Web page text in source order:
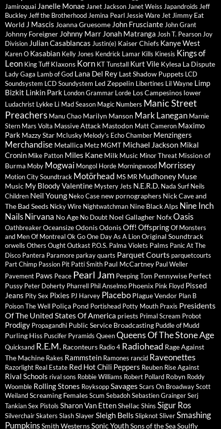
Jamiroquai Janelle Monae Janet Jackson Janet Weiss Japandroids Jeff
Buckley Jeff the Brotherhood Jemina Pearl Jessie Ware Jet Jimmy Eat
World J Mascis Joanna Gruesome John Frusciante John Grant
Johnny Foreigner Johnny Marr Jonah Matranga Josh T. Pearson Joy
Division Julian Casablancas Justin(e) Kaiser Chiefs Kanye West
Karen O Kasabian Kelly Jones Kendrick Lamar Kills Kinesis Kings of
Leon King Tuff Klaxons Korn KT Tunstall Kurt Vile Kylesa La Dispute
Lady Gaga Lamb of God Lana Del Rey Last Shadow Puppets LCD
Soundsystem LCD Soundystem Led Zeppelin Libertines Lil Wayne Limp
Bizkit Linkin Park London Grammar Lorde Los Campesinos lower
Ludachrist Lykke Li Mad Season Magic Numbers Manic Street
Preachers Manu Chao Marilyn Manson Mark Lanegan Marnie
Stern Mars Volta Massive Attack Mastodon Matt Cameron Maximo
Park Mazzy Star Mclusky Melody's Echo Chamber Menzingers
Merchandise Metallica Metz MGMT Michael Jackson Mikal
Cronin Mike Patton Miles Kane Milk Music Minor Threat Mission of
Burma Moby Mogwai Mongol Horde Morningwood Morrissey
Motion City Soundtrack Motörhead MS MR Mudhoney Muse
Music My Bloody Valentine Mystery Jets N.E.R.D. Nada Surf Neils
Children Neil Young Neko Case new pornographers Nick Cave and
The Bad Seeds Nicky Wire Nightwatchman Nine Black Alps Nine Inch
Nails Nirvana No Age No Doubt Noel Gallagher NofxOasis
OathbreakerOceansizeOdonis OdonisOff! OffspringOf Monsters
and MenOf MontrealOk GoOne Day As A LionOriginal Soundtrack
orwells Others OughtOutkast P.O.S. Palma Violets Palms Panic At The
Disco Pantera Paramore parkay quarts Parquet Courts parquetcourts
Part Chimp Passion Pit Patti Smith Paul McCartney Paul Weller
Pavement Paws Peace Pearl Jam Peeping Tom Pennywise Perfect
Pussy Peter Doherty Pharrell Phil Anselmo Phoenix Pink Floyd Pissed
Jeans Pity Sex Pixies PJ Harvey Placebo Plague Vendor Plan B
Poison The Well Poliça Pond Portishead Potty Mouth Praxis Presidents
Of The United States Of America priests Primal Scream Probot
Prodigy Propagandhi Public Service Broadcasting Puddle of Mudd
Purling Hiss Puscifer Pyramids QueenQueens Of The Stone Age
Quicksand R.E.M. Raconteurs Radio 4 Radiohead Rage Against
The Machine Rakes Rammstein Ramones rancid Raveonettes
Razorlight Real Estate Red Hot Chili Peppers Reuben Rise Against
Rival Schools rival sons Robbie Williams Robert Pollard Robyn Roddy
Woomble Rolling Stones RoyksoppSavagesScars On BroadwayScott
WeilandScreaming FemalesScum SebadohSebastien GraingerSerj
TankianSex Pistols Sharon Van EttenShellac Shins Sigur Ros
SilverchairSkaters SlashSlayerSleigh BellsSlipknotSliverSmashing
PumpkinsSmith WesternsSonic YouthSons of the SeaSoulfly